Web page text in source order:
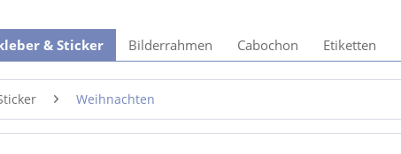
& Sticker Bilderrahmen Cabochon Etiketten
Weihnachten